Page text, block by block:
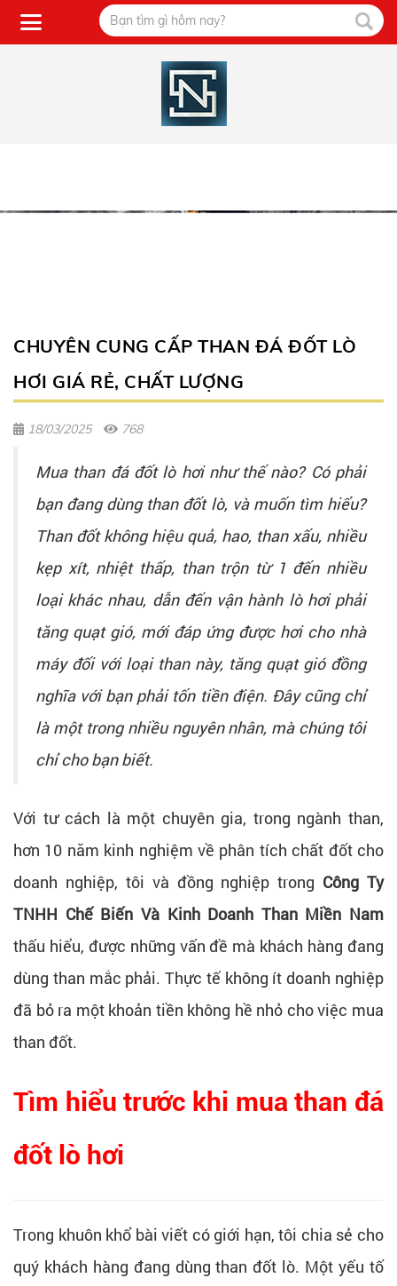
CHUYÊN CUNG CẤP THAN ĐÁ ĐỐT LÒ
HƠI GIÁ RẺ, CHẤT LƯỢNG
18/03/2025 768
Mua than đá đốt lò hơi như thế nào? Có phải
bạn đang dùng than đốt lò, và muốn tìm hiểu?
Than đốt không hiệu quả, hao, than xấu, nhiều
kẹp xít, nhiệt thấp, than trộn từ 1 đến nhiều
loại khác nhau, dẫn đến vận hành lò hơi phải
tăng quạt gió, mới đáp ứng được hơi cho nhà
máy đối với loại than này, tăng quạt gió đồng
nghĩa với bạn phải tốn tiền điện. Đây cũng chỉ
là một trong nhiều nguyên nhân, mà chúng tôi
chỉ cho bạn biết.
Với tư cách là một chuyên gia, trong ngành than,
hơn 10 năm kinh nghiệm về phân tích chất đốt cho
doanh nghiệp, tôi và đồng nghiệp trong Công Ty
TNHH Chế Biến Và Kinh Doanh Than Miền Nam
thấu hiểu, được những vấn đề mà khách hàng đang
dùng than mắc phải. Thực tế không ít doanh nghiệp
đã bỏ ra một khoản tiền không hề nhỏ cho việc mua
than đốt.
Tìm hiểu trước khi mua than đá
đốt lò hơi
Trong khuôn khổ bài viết có giới hạn, tôi chia sẻ cho
quý khách hàng đang dùng than đốt lò. Một yếu tố